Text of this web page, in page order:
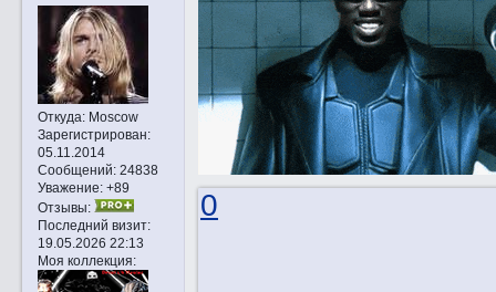
Откуда:Moscow
Зарегистрирован:
05.11.2014
Сообщений:24838
Уважение: +89
Отзывы:
Последний визит:
19.05.2026 22:13
Моя коллекция:
0